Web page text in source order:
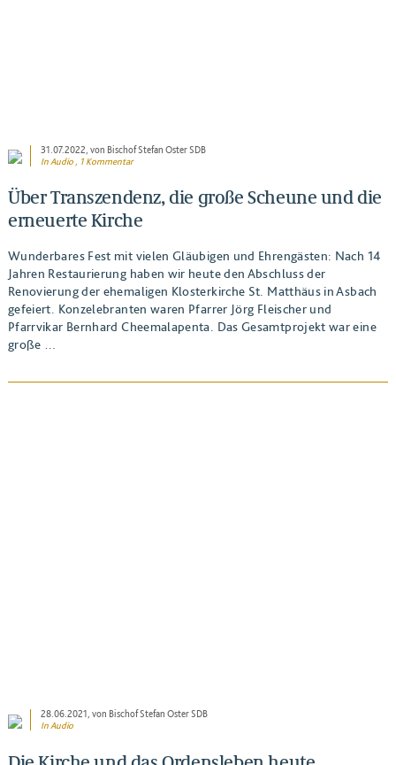
31.07.2022, von Bischof Stefan Oster SDB
In Audio , 1 Kommentar
Über Transzendenz, die große Scheune und die
erneuerte Kirche
Wunderbares Fest mit vielen Gläubigen und Ehrengästen: Nach 14
Jahren Restaurierung haben wir heute den Abschluss der
Renovierung der ehemaligen Klosterkirche St. Matthäus in Asbach
gefeiert. Konzelebranten waren Pfarrer Jörg Fleischer und
Pfarrvikar Bernhard Cheemalapenta. Das Gesamtprojekt war eine
große …
28.06.2021 , von Bischof Stefan Oster SDB
In Audio